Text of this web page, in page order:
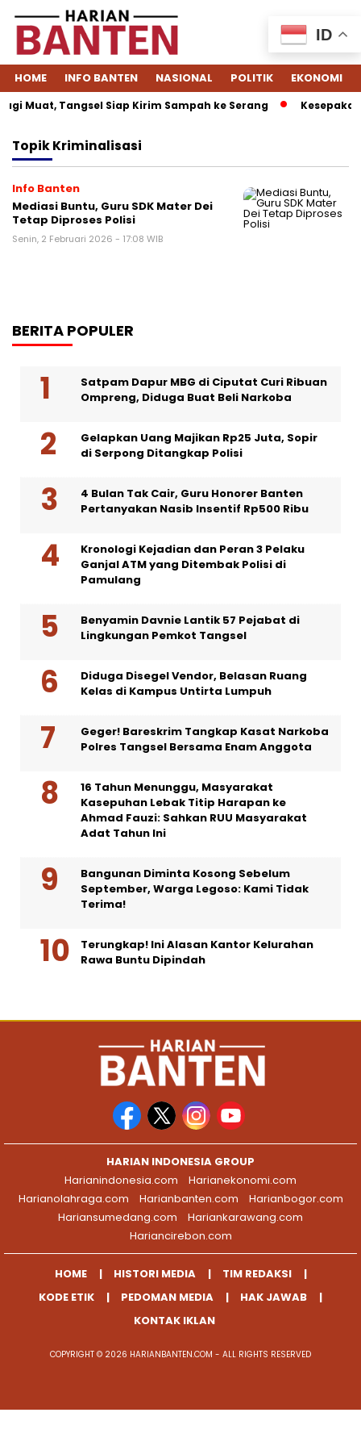
HOME INFO BANTEN NASIONAL POLITIK EKONOMI
Muat, Tangsel Siap Kirim Sampah ke Serang
TopikKriminalisasi
Info Banten
Mediasi Buntu, Guru SDK Mater Dei
Tetap Diproses Polisi
Senin, 2 Februari 2026 - 17:08 WIB
BERITA POPULER
Satpam Dapur MBG di Ciputat Curi Ribuan
Ompreng, Diduga Buat Beli Narkoba
Gelapkan Uang Majikan Rp25 Juta, Sopir
di Serpong Ditangkap Polisi
4 Bulan Tak Cair, Guru Honorer Banten
Pertanyakan Nasib Insentif Rp500 Ribu
Kronologi Kejadian dan Peran 3 Pelaku
Ganjal ATM yang Ditembak Polisi di
Pamulang
Benyamin Davnie Lantik 57 Pejabat di
Lingkungan Pemkot Tangsel
Diduga Disegel Vendor, Belasan Ruang
Kelas di Kampus Untirta Lumpuh
Geger! Bareskrim Tangkap Kasat Narkoba
Polres Tangsel Bersama Enam Anggota
16 Tahun Menunggu, Masyarakat
Kasepuhan Lebak Titip Harapan ke
Ahmad Fauzi: Sahkan RUU Masyarakat
Adat Tahun Ini
Bangunan Diminta Kosong Sebelum
September, Warga Legoso: Kami Tidak
Terima!
Terungkap! Ini Alasan Kantor Kelurahan
Rawa Buntu Dipindah
ID
HARIAN INDONESIA GROUP
Harianindonesia.com
Harianekonomi.com
Harianolahraga.com
Harianbanten.com
Harianbogor.com
Hariansumedang.com
Hariankarawang.com
Hariancirebon.com
HOME HISTORI MEDIA
TIM REDAKSI
KODE ETIK
PEDOMAN MEDIA
HAK JAWAB
KONTAK IKLAN
COPYRIGHT © 2026 HARIANBANTEN.COM - ALL RIGHTS RESERVED